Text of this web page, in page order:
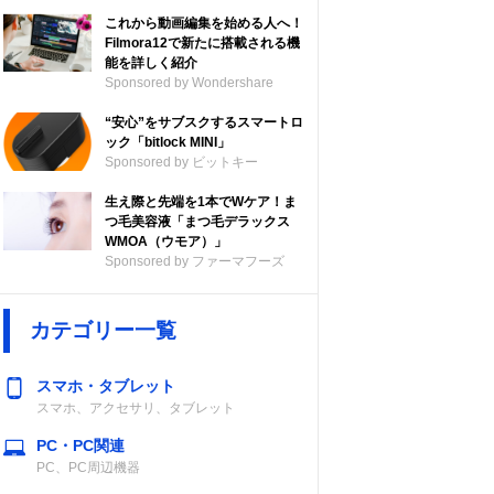
これから動画編集を始める人へ！
Filmora12で新たに搭載される機
能を詳しく紹介
Sponsored by Wondershare
“安心”をサブスクするスマートロ
ック「bitlock MINI」
Sponsored by ビットキー
生え際と先端を1本でWケア！ま
つ毛美容液「まつ毛デラックス
WMOA（ウモア）」
Sponsored by ファーマフーズ
カテゴリー一覧
スマホ・タブレット
スマホ、アクセサリ、タブレット
PC・PC関連
PC、PC周辺機器